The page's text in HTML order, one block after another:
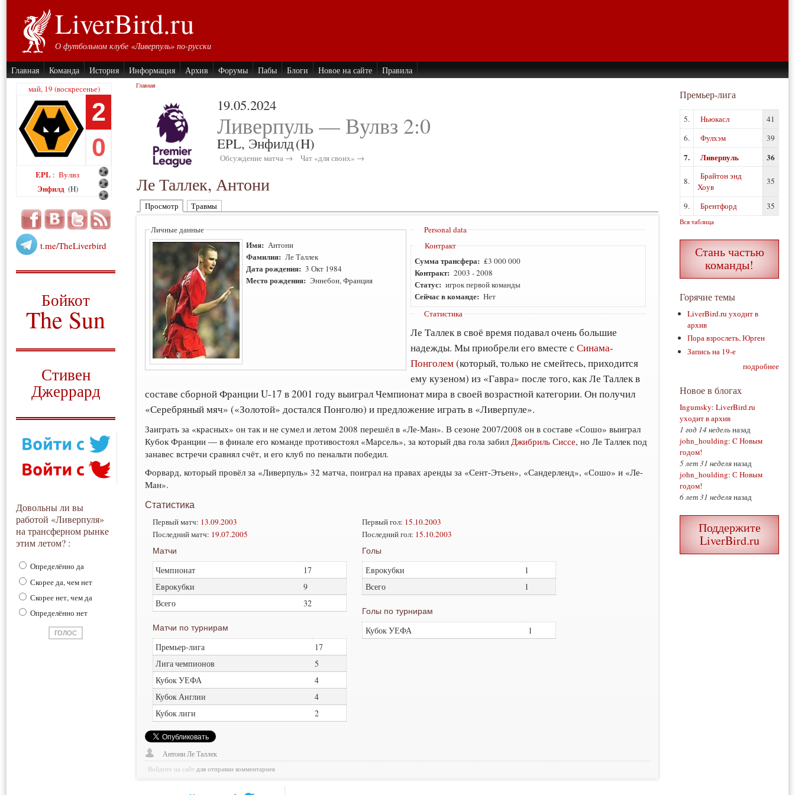
LiverBird.ru
О футбольном клубе «Ливерпуль» по-русски
Главная Команда История Информация Архив Форумы Пабы Блоги Новое на сайте Правила
май, 19 (воскресенье)
2
0
EPL : Вулвз
Энфилд (H)
t.me/TheLiverbird
Бойкот
The Sun
Стивен
Джеррард
Довольны ли вы
работой «Ливерпуля»
на трансферном рынке
этим летом? :
Определённо да
Скорее да, чем нет
Скорее нет, чем да
Определённо нет
Главная
19.05.2024
Ливерпуль — Вулвз 2:0
EPL, Энфилд(H)
Обсуждение матча → Чат «для своих» →
Ле Таллек, Антони
Просмотр Травмы
Личные данные
Имя: Антони
Фамилия: Ле Таллек
Дата рождения: 3 Окт 1984
Место рождения: Эннебон, Франция
Personal data
Контракт
Сумма трансфера: ₤3 000 000
Контракт: 2003 -2008
Статус: игрок первой команды
Сейчас в команде: Нет
Статистика
Ле Таллек в своё время подавал очень большие
надежды. Мы приобрели его вместе с Синама-
Понголем(который, только не смейтесь, приходится
ему кузеном) из «Гавра» после того, как Ле Таллек в
составе сборной Франции U-17 в 2001 году выиграл Чемпионат мира в своей возрастной категории. Он получил
«Серебряный мяч» («Золотой» достался Понголю) и предложение играть в «Ливерпуле».
Заиграть за «красных» он так и не сумел и летом 2008 перешёл в «Ле-Ман». В сезоне 2007/2008 он в составе «Сошо» выиграл
Кубок Франции — в финале его команде противостоял «Марсель», за который два гола забил Джибриль Сиссе, но Ле Таллек под
занавес встречи сравнял счёт, и его клуб по пенальти победил.
Форвард, который провёл за «Ливерпуль» 32 матча, поиграл на правах аренды за «Сент-Этьен», «Сандерленд», «Сошо» и «Ле-
Ман».
Статистика
Первый матч: 13.09.2003
Последний матч: 19.07.2005
Матчи
Чемпионат
17
Еврокубки
9
Всего
32
Матчи по турнирам
Премьер-лига
17
Лига чемпионов
5
Кубок УЕФА
4
Кубок Англии
4
Кубок лиги
2
Первый гол: 15.10.2003
Последний гол: 15.10.2003
Голы
Еврокубки
1
Всего
1
Голы по турнирам
Кубок УЕФА 1
Антони Ле Таллек
Войдите на сайт для отправки комментариев
Премьер-лига
5. Ньюкасл
41
6.
Фулхэм 39
7. Ливерпуль 36
8.
Брайтон энд
Хоув
35
9. Брентфорд 35
Вся таблица
Стань частью
команды!
Горячие темы
LiverBird.ru уходит в
архив
Пора взрослеть, Юрген
Запись на 19-е
подробнее
Новое в блогах
Ingumsky: LiverBird.ru
уходит в архив
1 год 14 недельназад
john_houlding: C Новым
годом!
5 лет 31 неделяназад
john_houlding: С Новым
годом!
6 лет 31 неделяназад
Поддержите
LiverBird.ru